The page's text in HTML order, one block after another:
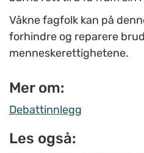
Våkne fagfolk kan på
forhindre og reparere
menneskerettighetene.
Mer om:
Debattinnlegg
Les også: